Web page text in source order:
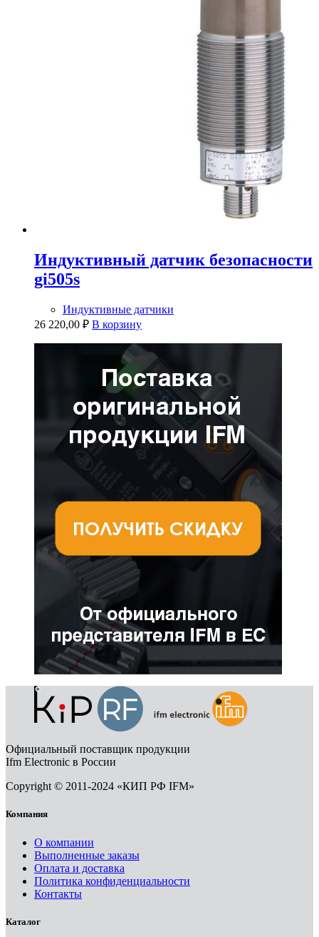
Индуктивный датчик безопасности
gi505s
Индуктивные датчики
26 220,00 ₽ В корзину
Официальный поставщик продукции
Ifm Electronic в России
Copyright © 2011-2024 «КИП РФ IFM»
Компания
О компании
Выполненные заказы
Оплата и доставка
Политика конфиденциальности
Контакты
Каталог